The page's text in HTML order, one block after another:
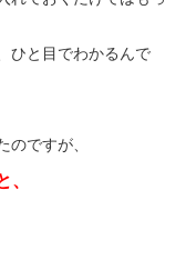
ひと目でわかるんで
のですが、
、